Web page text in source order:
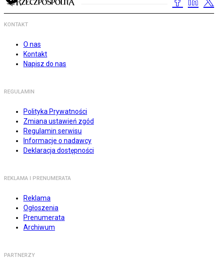
KONTAKT
O nas
Kontakt
Napisz do nas
REGULAMIN
Polityka Prywatności
Zmiana ustawień zgód
Regulamin serwisu
Informacje o nadawcy
Deklaracja dostępności
REKLAMA I PRENUMERATA
Reklama
Ogłoszenia
Prenumerata
Archiwum
PARTNERZY